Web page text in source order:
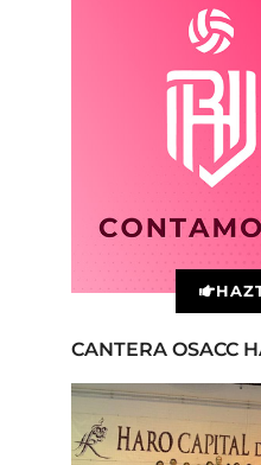
CANTERA OSACC